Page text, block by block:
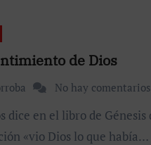
de Dios
No hay comentarios
«vio Dios lo que había…